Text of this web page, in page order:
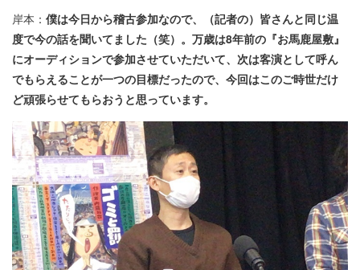
岸本： 僕は今日から稽古参加なので、（記者の）皆さんと同じ温
度で今の話を聞いてました（笑）。万歳は8年前の『お馬鹿屋敷』
にオーディションで参加させていただいて、次は客演として呼ん
でもらえることが一つの目標だったので、今回はこのご時世だけ
ど頑張らせてもらおうと思っています。